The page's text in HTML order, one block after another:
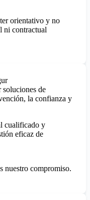
orientativo y no
ni contractual
soluciones de
la confianza y
cualificado y
eficaz de
nuestro compromiso.